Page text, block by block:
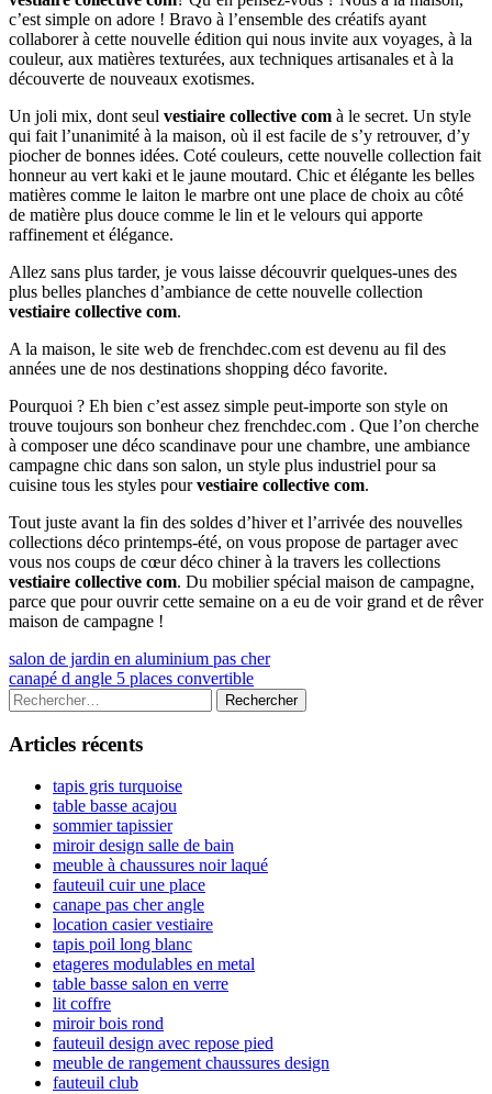
c’est simple on adore ! Bravo à l’ensemble des créatifs ayant
collaborer à cette nouvelle édition qui nous invite aux voyages, à la
couleur, aux matières texturées, aux techniques artisanales et à la
découverte de nouveaux exotismes.
Un joli mix, dont seul vestiaire collective com à le secret. Un style
qui fait l’unanimité à la maison, où il est facile de s’y retrouver, d’y
piocher de bonnes idées. Coté couleurs, cette nouvelle collection fait
honneur au vert kaki et le jaune moutard. Chic et élégante les belles
matières comme le laiton le marbre ont une place de choix au côté
de matière plus douce comme le lin et le velours qui apporte
raffinement et élégance.
Allez sans plus tarder, je vous laisse découvrir quelques-unes des
plus belles planches d’ambiance de cette nouvelle collection
vestiaire collective com.
A la maison, le site web de frenchdec.com est devenu au fil des
années une de nos destinations shopping déco favorite.
Pourquoi ? Eh bien c’est assez simple peut-importe son style on
trouve toujours son bonheur chez frenchdec.com . Que l’on cherche
à composer une déco scandinave pour une chambre, une ambiance
campagne chic dans son salon, un style plus industriel pour sa
cuisine tous les styles pourvestiaire collective com.
Tout juste avant la fin des soldes d’hiver et l’arrivée des nouvelles
collections déco printemps-été, on vous propose de partager avec
vous nos coups de cœur déco chiner à la travers les collections
vestiaire collective com. Du mobilier spécial maison de campagne,
parce que pour ouvrir cette semaine on a eu de voir grand et de rêver
maison de campagne !
Navigation
de
l’article
Previous
article:
salon de jardin en aluminium pas cher
Next
article:
canapé d angle 5 places convertible
Colonne
latérale
principale
Rechercher :
Articles récents
tapis gris turquoise
table basse acajou
sommier tapissier
miroir design salle de bain
meuble à chaussures noir laqué
fauteuil cuir une place
canape pas cher angle
location casier vestiaire
tapis poil long blanc
etageres modulables en metal
table basse salon en verre
lit coffre
miroir bois rond
fauteuil design avec repose pied
meuble de rangement chaussures design
fauteuil club